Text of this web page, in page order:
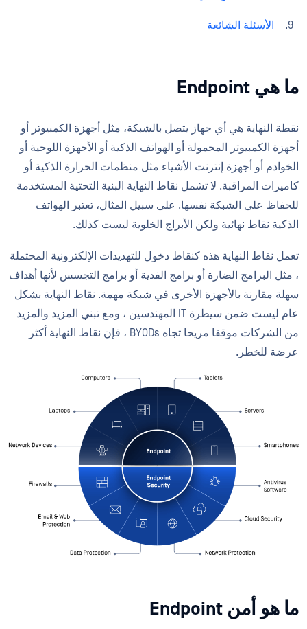
الأسئلة الشائعة
ما هي Endpoint
نقطة النهاية هي أي جهاز يتصل بالشبكة، مثل أجهزة الكمبيوتر أو
أجهزة الكمبيوتر المحمولة أو الهواتف الذكية أو الأجهزة اللوحية أو
الخوادم أو أجهزة إنترنت الأشياء مثل منظمات الحرارة الذكية أو
كاميرات المراقبة. لا تشمل نقاط النهاية البنية التحتية المستخدمة
للحفاظ على الشبكة نفسها. على سبيل المثال، تعتبر الهواتف
الذكية نقاط نهائية ولكن الأبراج الخلوية ليست كذلك.
تعمل نقاط النهاية هذه كنقاط دخول للتهديدات الإلكترونية المحتملة
، مثل البرامج الضارة أو برامج الفدية أو برامج التجسس لأنها أهداف
سهلة مقارنة بالأجهزة الأخرى في شبكة مهمة. نقاط النهاية بشكل
عام ليست ضمن سيطرة IT المهندسين ، ومع تبني المزيد والمزيد
من الشركات موقفا مريحا تجاه BYODs ، فإن نقاط النهاية أكثر
عرضة للخطر.
ما هو أمن Endpoint